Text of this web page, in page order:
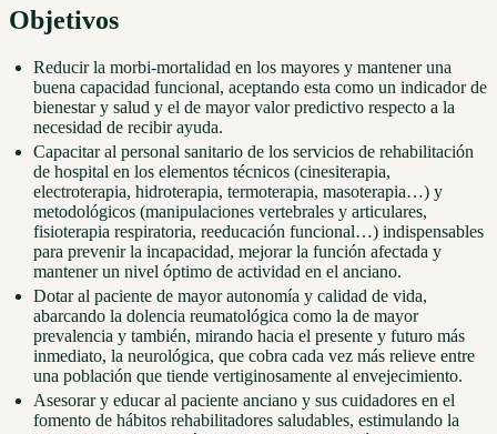
Objetivos
Reducir la morbi-mortalidad en los mayores y mantener una
buena capacidad funcional, aceptando esta como un indicador de
bienestar y salud y el de mayor valor predictivo respecto a la
necesidad de recibir ayuda.
Capacitar al personal sanitario de los servicios de rehabilitación
de hospital en los elementos técnicos (cinesiterapia,
electroterapia, hidroterapia, termoterapia, masoterapia…) y
metodológicos (manipulaciones vertebrales y articulares,
fisioterapia respiratoria, reeducación funcional…) indispensables
para prevenir la incapacidad, mejorar la función afectada y
mantener un nivel óptimo de actividad en el anciano.
Dotar al paciente de mayor autonomía y calidad de vida,
abarcando la dolencia reumatológica como la de mayor
prevalencia y también, mirando hacia el presente y futuro más
inmediato, la neurológica, que cobra cada vez más relieve entre
una población que tiende vertiginosamente al envejecimiento.
Asesorar y educar al paciente anciano y sus cuidadores en el
fomento de hábitos rehabilitadores saludables, estimulando la